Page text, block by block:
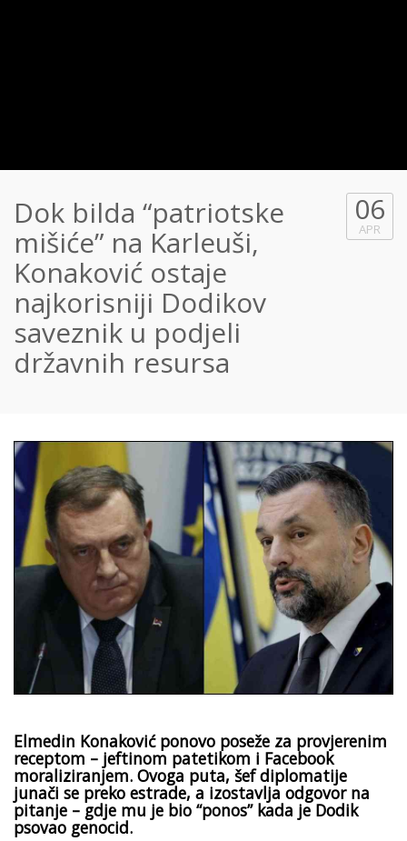
Dok bilda “patriotske
mišiće” na Karleuši,
Konaković ostaje
najkorisniji Dodikov
saveznik u podjeli
državnih resursa
06
APR
Elmedin Konaković ponovo poseže za provjerenim
receptom – jeftinom patetikom i Facebook
moraliziranjem. Ovoga puta, šef diplomatije
junači se preko estrade, a izostavlja odgovor na
pitanje – gdje mu je bio “ponos” kada je Dodik
psovao genocid.